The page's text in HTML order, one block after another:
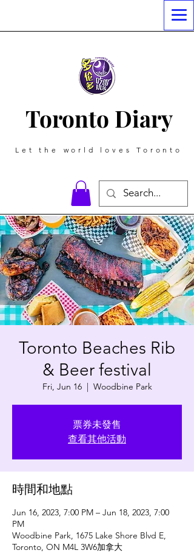
Toronto Diary
Let the world loves Toronto
Toronto Beaches Rib
& Beer festival
Fri, Jun 16
  |
Woodbine Park
票券未發售
查看其他活動
時間和地點
Jun 16, 2023, 7:00 PM – Jun 18, 2023, 7:00
PM
Woodbine Park, 1675 Lake Shore Blvd E,
Toronto, ON M4L 3W6加拿大